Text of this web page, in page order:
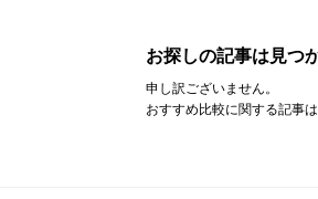
お探しの記事は見つ
申し訳ございません。
おすすめ比較に関する記事